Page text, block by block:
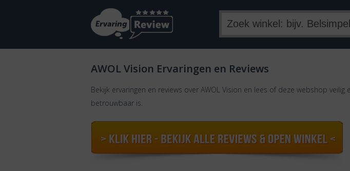
AWOL Vision Ervaringen en Reviews
Bekijk ervaringen en reviews over AWOL Vision en lees of deze webshop veilig
betrouwbaar is.